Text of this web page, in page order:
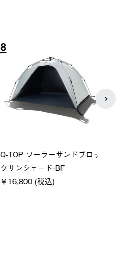
8
Q-TOP ソーラーサンドブロッ
クサンシェード-BF
￥16,800 (税込)